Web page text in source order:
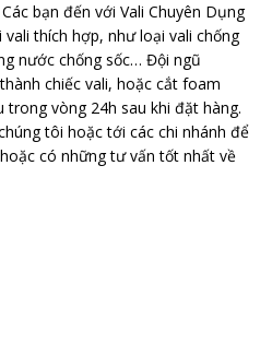
bạn đến với Vali Chuyên Dụng
thích hợp, như loại vali chống
nước chống sốc… Đội ngũ
chiếc vali, hoặc cắt foam
trong vòng 24h sau khi đặt hàng.
tôi hoặc tới các chi nhánh để
có những tư vấn tốt nhất về